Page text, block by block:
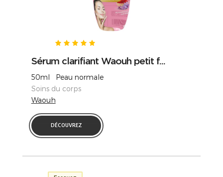
Sérum clarifiant Waouh petit f...
50ml Peau normale
Soins du corps
Waouh
DÉCOUVREZ